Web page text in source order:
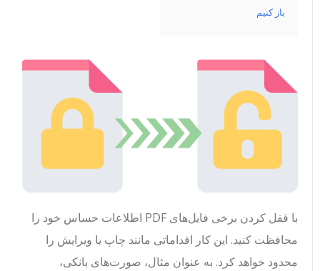
باز کنیم
با قفل کردن برخی فایل‌های PDF اطلاعات حساس خود را
محافظت کنید. این کار اقداماتی مانند چاپ یا ویرایش را
محدود خواهد کرد. به عنوان مثال، صورت‌های بانکی،